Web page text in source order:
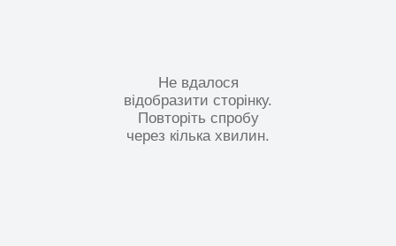
Не вдалося
відобразити сторінку.
Повторіть спробу
через кілька хвилин.